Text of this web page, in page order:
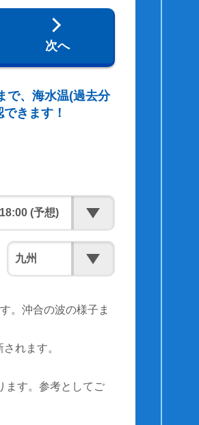
次へ
で、海水温(過去分
きます！
。沖合の波の様子ま
れます。
ます。参考としてご